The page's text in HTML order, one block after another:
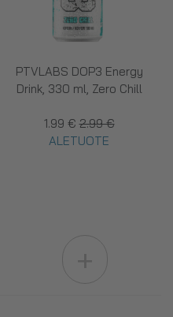
PTVLABS DOP3 Energy
Drink, 330 ml, Zero Chill
1.99 € 2.99 €
ALETUOTE